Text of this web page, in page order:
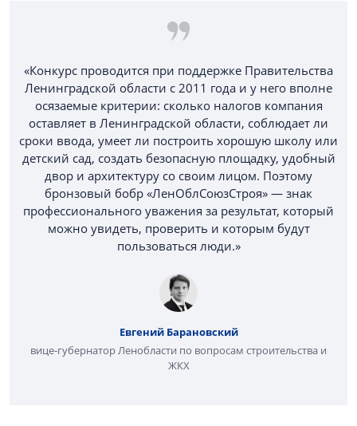
«Конкурс проводится при поддержке Правительства
Ленинградской области с 2011 года и у него вполне
осязаемые критерии: сколько налогов компания
оставляет в Ленинградской области, соблюдает ли
сроки ввода, умеет ли построить хорошую школу или
детский сад, создать безопасную площадку, удобный
двор и архитектуру со своим лицом. Поэтому
бронзовый бобр «ЛенОблСоюзСтроя» — знак
профессионального уважения за результат, который
можно увидеть, проверить и которым будут
пользоваться люди.»
Евгений Барановский
вице-губернатор Ленобласти по вопросам строительства и
ЖКХ